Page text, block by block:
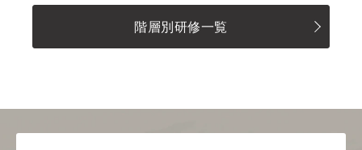
階層別研修一覧